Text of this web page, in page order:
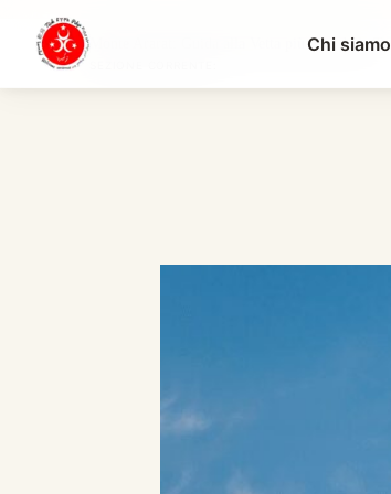
Chi siamo
Monte Ararat: Guida alla Vetta più Alta della T...